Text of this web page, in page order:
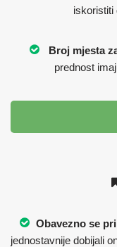
iskoristiti
Broj mjesta
prednost
Obavezno se
jednostavnije dobijali